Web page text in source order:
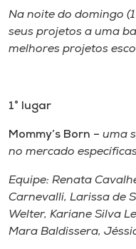
Store
A+
Na noite do domingo
seus projetos a uma
melhores projetos
1° lugar
Mommy’s Born – uma
no mercado
Equipe: Renata
Carnevalli, Larissa de
Welter, Kariane Silva
Mara Baldissera,